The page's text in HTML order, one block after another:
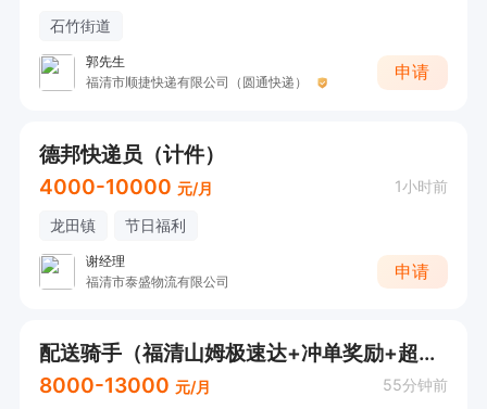
石竹街道
郭先生
福清市顺捷快递有限公司（圆通快递）
申请
德邦快递员（计件）
4000-10000 元/月 1小时前
龙田镇 节日福利
谢经理
福清市泰盛物流有限公司
申请
配送骑手（福清山姆极速达+冲单奖励+超远补贴+超重补贴）
8000-13000 元/月 55分钟前